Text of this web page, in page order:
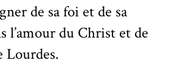
de sa foi et de sa
l’amour du Christ et de
Lourdes.